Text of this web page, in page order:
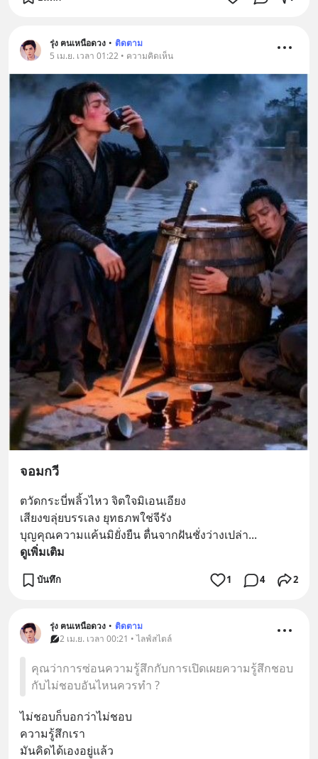
รุ่ง ฅนเหนือดวง • ติดตาม
5 เม.ย. เวลา 01:22 • ความคิดเห็น
จอมกวี
ตวัดกระบี่พลิ้วไหว จิตใจมิเอนเอียง
เสียงขลุ่ยบรรเลง ยุทธภพใช่จีรัง
บุญคุณความแค้นมิยั่งยืน ตื่นจากฝันชั่งว่างเปล่า...
ดูเพิ่มเติม
บันทึก 1 4 2
รุ่ง ฅนเหนือดวง • ติดตาม
2 เม.ย. เวลา 00:21 • ไลฟ์สไตล์
คุณว่าการซ่อนความรู้สึกกับการเปิดเผยความรู้สึกชอบ
กับไม่ชอบอันไหนควรทำ ?
ไม่ชอบก็บอกว่าไม่ชอบ
ความรู้สึกเรา
มันคิดได้เองอยู่แล้ว